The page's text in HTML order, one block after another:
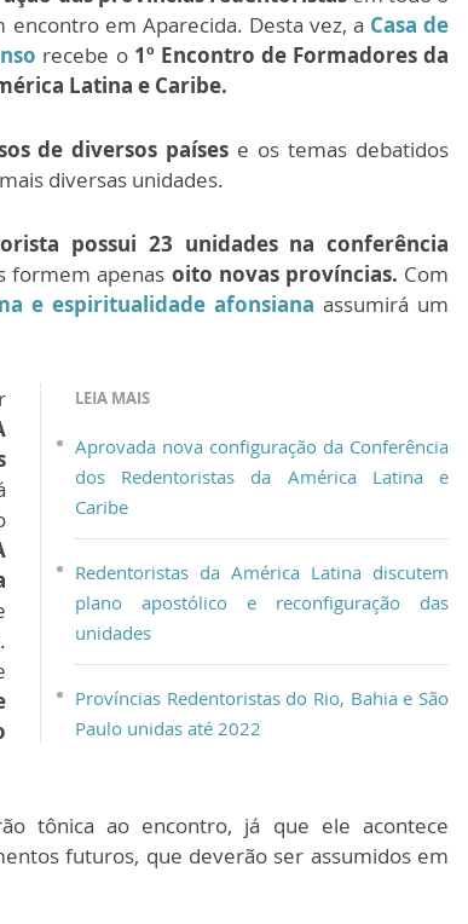
em Aparecida. Desta vez, a Casa de
recebe o 1º Encontro de Formadores da
Latina e Caribe.
de diversos países e os temas debatidos
diversas unidades.
possui 23 unidades na conferência
formem apenas oito novas províncias. Com
e espiritualidade afonsiana assumirá um
LEIA MAIS
Aprovada nova configuração da Conferência
dos Redentoristas da América Latina e
Caribe
Redentoristas da América Latina discutem
plano apostólico e reconfiguração das
unidades
Províncias Redentoristas do Rio, Bahia e São
Paulo unidas até 2022
tônica ao encontro, já que ele acontece
futuros, que deverão ser assumidos em